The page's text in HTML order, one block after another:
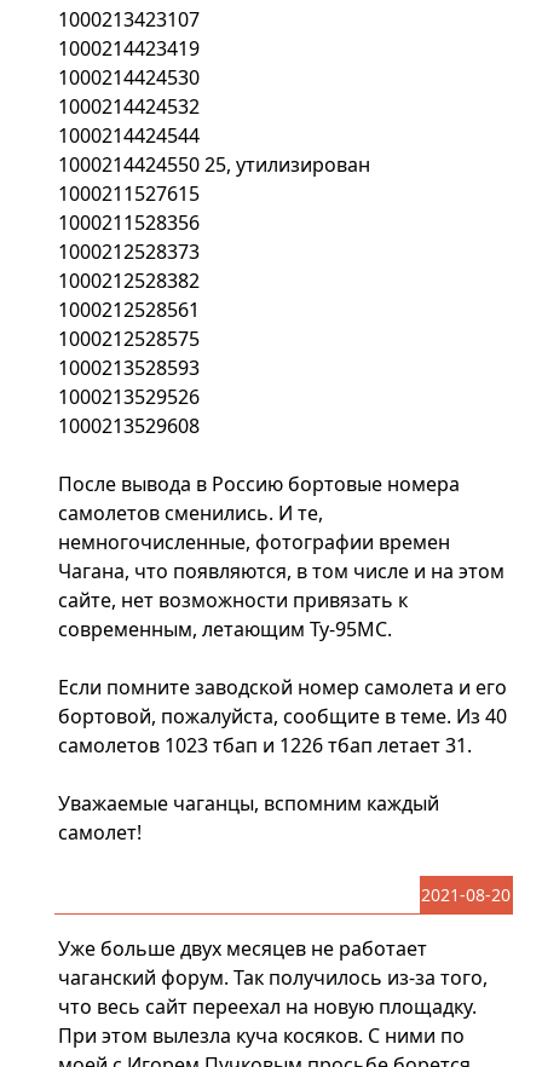
1000213423107
1000214423419
1000214424530
1000214424532
1000214424544
1000214424550 25, утилизирован
1000211527615
1000211528356
1000212528373
1000212528382
1000212528561
1000212528575
1000213528593
1000213529526
1000213529608
После вывода в Россию бортовые номера
самолетов сменились. И те,
немногочисленные, фотографии времен
Чагана, что появляются, в том числе и на этом
сайте, нет возможности привязать к
современным, летающим Ту-95МС.
Если помните заводской номер самолета и его
бортовой, пожалуйста, сообщите в теме. Из 40
самолетов 1023 тбап и 1226 тбап летает 31.
Уважаемые чаганцы, вспомним каждый
самолет!
2021-08-20
Уже больше двух месяцев не работает
чаганский форум. Так получилось из-за того,
что весь сайт переехал на новую площадку.
При этом вылезла куча косяков. С ними по